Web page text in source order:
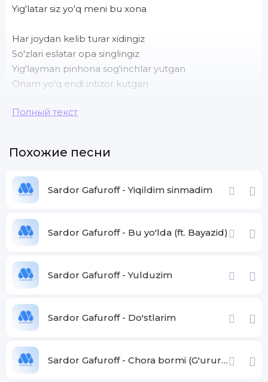
Yig'latar siz yo'q meni bu xona
Har joydan kelib turar xidingiz
So'zlari eslatar opa singlingiz
Yig'layman pinhona sog'inchlar yutgan
Onam yo'q endi intizor kutgan
Har kecha tushimda bo'ling hamrohim
Berardim o'ylamay tanamda jonim
Tong sahar borarman qabring boshiga
Yetmading ey ona, onang yoshiga
Qabringda o'sgan gulning qoshiga
Gullarchalik yoningda bo'lmadim ona
Полный текст
Похожие песни
Sardor Gafuroff - Yiqildim sinmadim
Sardor Gafuroff - Bu yo'lda (ft. Bayazid)
Sardor Gafuroff - Yulduzim
Sardor Gafuroff - Do'stlarim
Sardor Gafuroff - Chora bormi (G'ururlanma ojiz banda)